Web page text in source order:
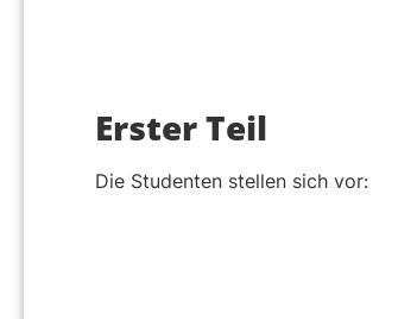
Erster Teil
Die Studenten stellen sich vor: